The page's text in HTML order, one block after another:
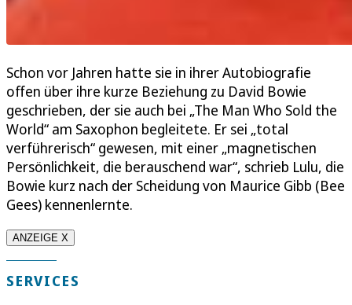
Schon vor Jahren hatte sie in ihrer Autobiografie
offen über ihre kurze Beziehung zu David Bowie
geschrieben, der sie auch bei „The Man Who Sold the
World“ am Saxophon begleitete. Er sei „total
verführerisch“ gewesen, mit einer „magnetischen
Persönlichkeit, die berauschend war“, schrieb Lulu, die
Bowie kurz nach der Scheidung von Maurice Gibb (Bee
Gees) kennenlernte.
ANZEIGE X
SERVICES